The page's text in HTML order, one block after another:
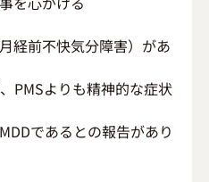
経前不快気分障害）があ
PMSよりも精神的な症状
であるとの報告があり